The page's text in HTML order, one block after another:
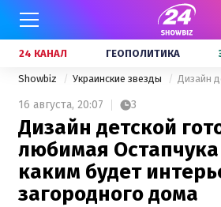
24 КАНАЛ ГЕОПОЛИТИКА
Showbiz Украинские звезды
16 августа, 20:07 3
Дизайн детской
любимая
каким будет
загородного дома